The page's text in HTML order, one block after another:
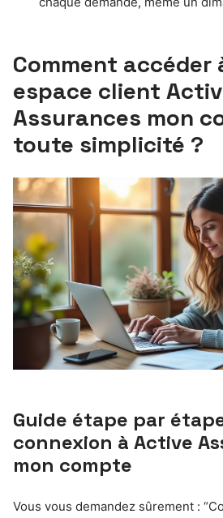
Comment accéder
espace client
Assurances mon
toute simplicité ?
Guide étape par
connexion à Active
mon compte
Vous vous demandez sûrement :